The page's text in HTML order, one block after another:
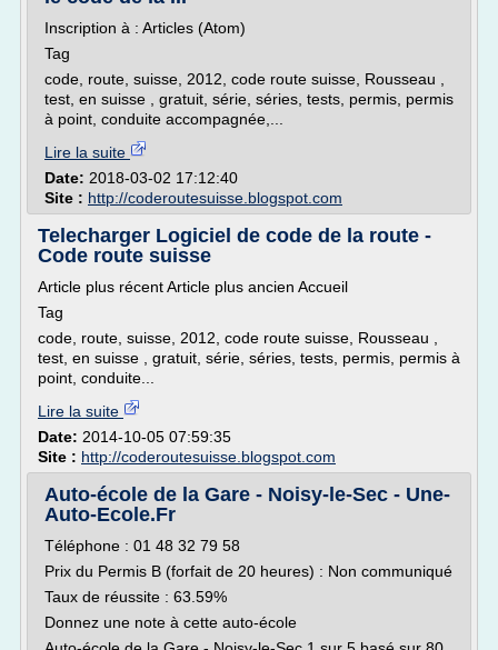
Inscription à : Articles (Atom)
Tag
code, route, suisse, 2012, code route suisse, Rousseau ,
test, en suisse , gratuit, série, séries, tests, permis, permis
à point, conduite accompagnée,...
Lire la suite
Date: 2018-03-02 17:12:40
Site : http://coderoutesuisse.blogspot.com
Telecharger Logiciel de code de la route -
Code route suisse
Article plus récent Article plus ancien Accueil
Tag
code, route, suisse, 2012, code route suisse, Rousseau ,
test, en suisse , gratuit, série, séries, tests, permis, permis à
point, conduite...
Lire la suite
Date: 2014-10-05 07:59:35
Site : http://coderoutesuisse.blogspot.com
Auto-école de la Gare - Noisy-le-Sec - Une-
Auto-Ecole.Fr
Téléphone : 01 48 32 79 58
Prix du Permis B (forfait de 20 heures) : Non communiqué
Taux de réussite : 63.59%
Donnez une note à cette auto-école